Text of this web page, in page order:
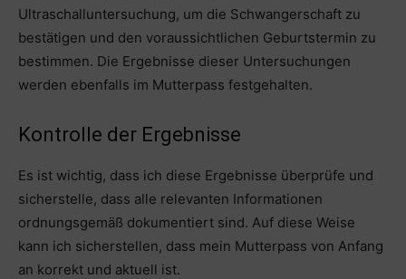
Ultraschalluntersuchung, um die Schwangerschaft zu
bestätigen und den voraussichtlichen Geburtstermin zu
bestimmen. Die Ergebnisse dieser Untersuchungen
werden ebenfalls im Mutterpass festgehalten.
Kontrolle der Ergebnisse
Es ist wichtig, dass ich diese Ergebnisse überprüfe und
sicherstelle, dass alle relevanten Informationen
ordnungsgemäß dokumentiert sind. Auf diese Weise
kann ich sicherstellen, dass mein Mutterpass von Anfang
an korrekt und aktuell ist.